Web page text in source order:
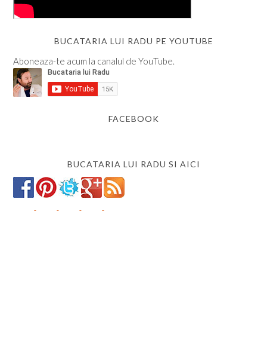
BUCATARIA LUI RADU PE YOUTUBE
Aboneaza-te acum la canalul de YouTube.
FACEBOOK
BUCATARIA LUI RADU SI AICI